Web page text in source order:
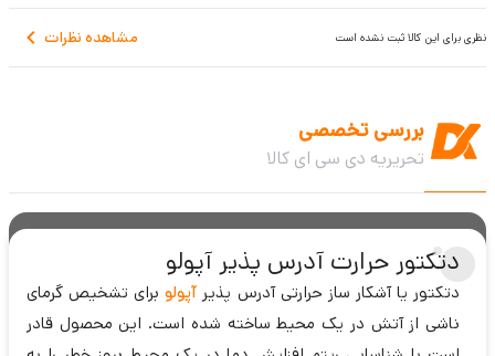
مشاهده نظرات نظری برای این کالا ثبت نشده است
بررسی تخصصی
تحریریه دی سی ای کالا
دتکتور حرارت آدرس پذیر آپولو
دتکتور یا آشکار ساز حرارتی آدرس پذیر آپولو برای تشخیص گرمای
ناشی از آتش در یک محیط ساخته شده است. این محصول قادر